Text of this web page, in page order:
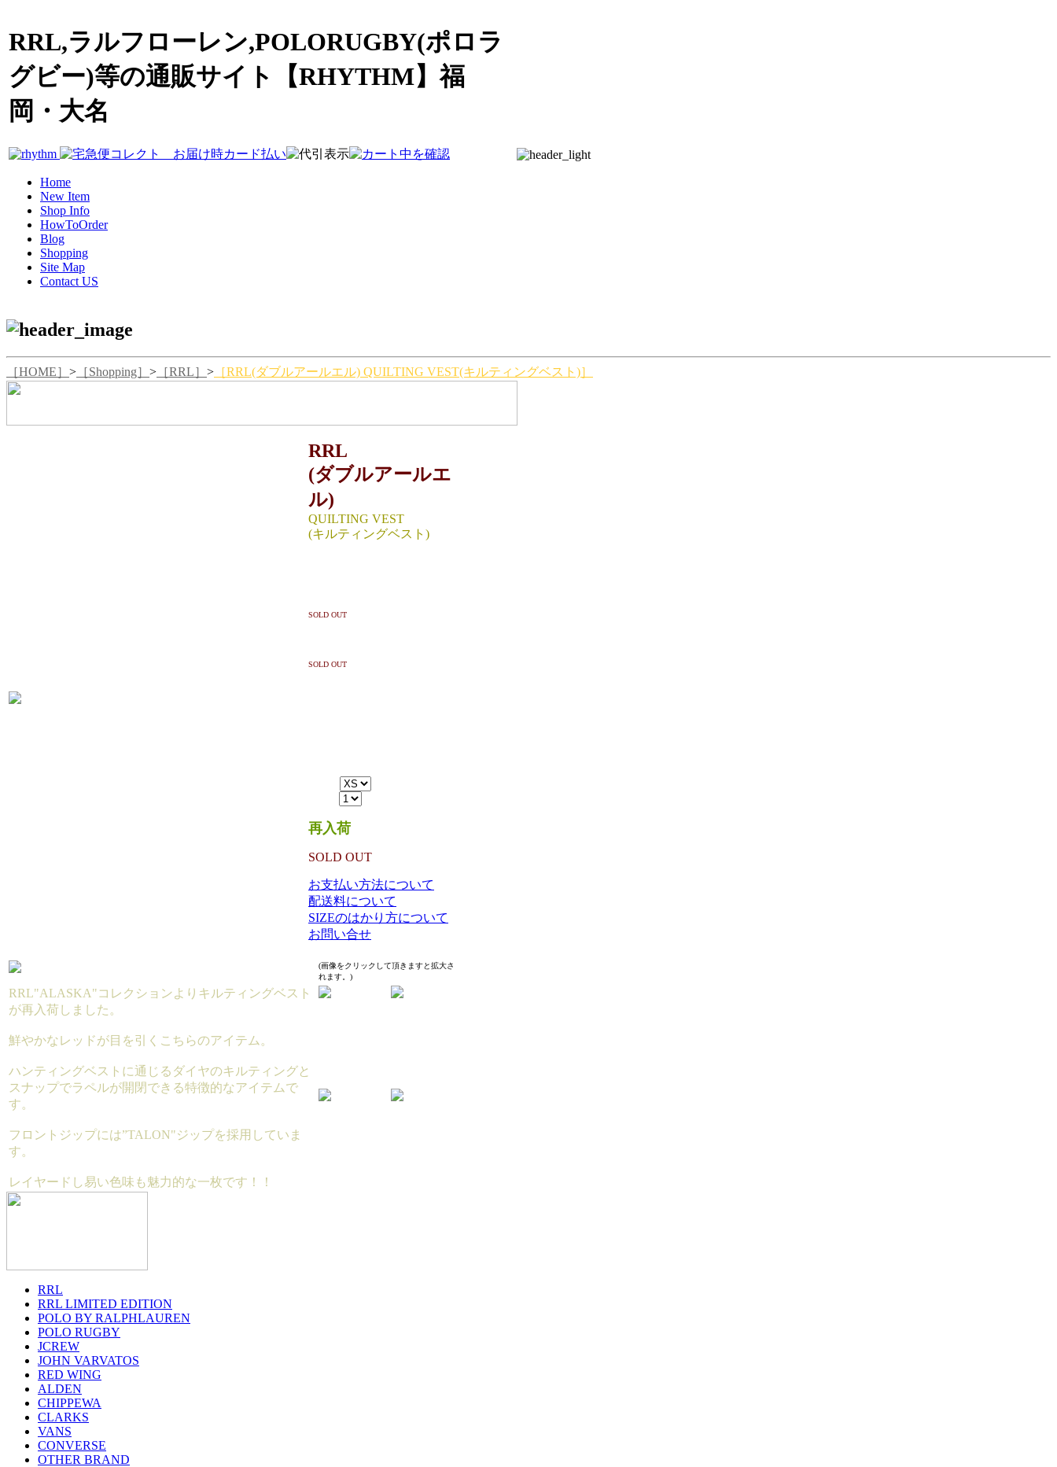
RRL,ラルフローレン,POLORUGBY(ポロラ
グビー)等の通販サイト【RHYTHM】福
岡・大名
Home
New Item
Shop Info
HowToOrder
Blog
Shopping
Site Map
Contact US
［HOME］ > ［Shopping］ > ［RRL］ > ［RRL(ダブルアールエル) QUILTING VEST(キルティングベスト)］
RRL
(ダブルアールエ
ル)
QUILTING VEST
(キルティングベスト)
SOLD OUT
SOLD OUT
再入荷
SOLD OUT
お支払い方法について
配送料について
SIZEのはかり方について
お問い合せ
(画像をクリックして頂きますと拡大さ
れます。)
RRL"ALASKA"コレクションよりキルティングベスト
が再入荷しました。
鮮やかなレッドが目を引くこちらのアイテム。
ハンティングベストに通じるダイヤのキルティングと
スナップでラペルが開閉できる特徴的なアイテムで
す。
フロントジップには”TALON"ジップを採用していま
す。
レイヤードし易い色味も魅力的な一枚です！！
RRL
RRL LIMITED EDITION
POLO BY RALPHLAUREN
POLO RUGBY
JCREW
JOHN VARVATOS
RED WING
ALDEN
CHIPPEWA
CLARKS
VANS
CONVERSE
OTHER BRAND